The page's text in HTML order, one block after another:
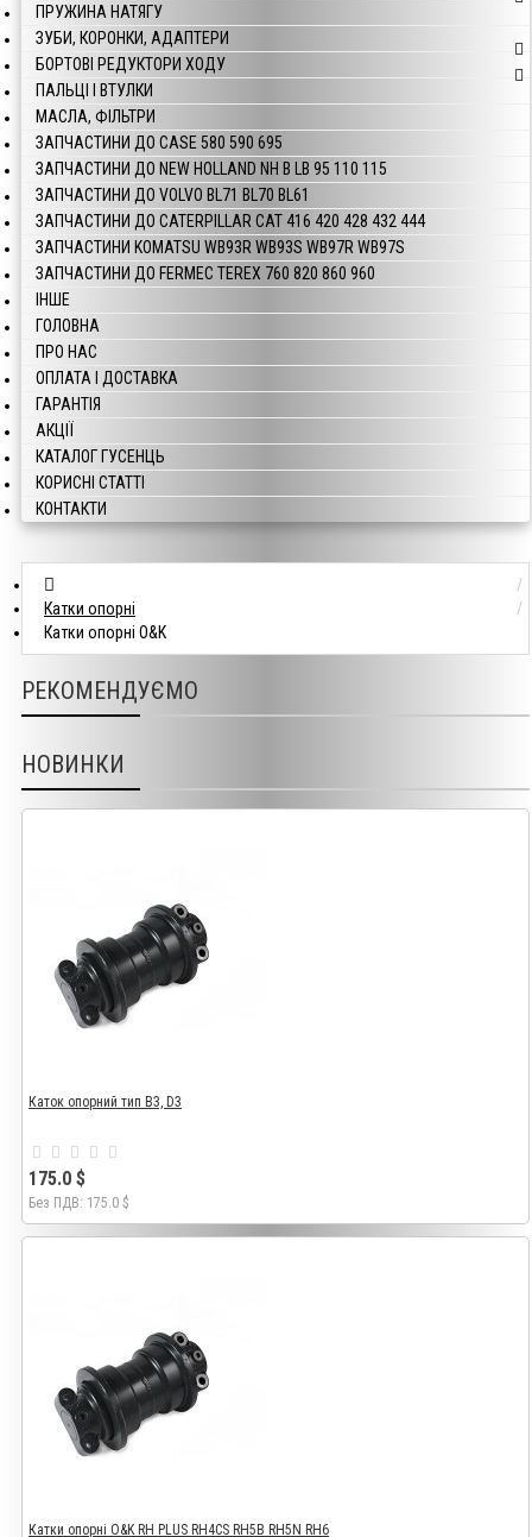
ПРУЖИНА НАТЯГУ
ЗУБИ, КОРОНКИ, АДАПТЕРИ
БОРТОВІ РЕДУКТОРИ ХОДУ
ПАЛЬЦІ І ВТУЛКИ
МАСЛА, ФІЛЬТРИ
ЗАПЧАСТИНИ ДО CASE 580 590 695
ЗАПЧАСТИНИ ДО NEW HOLLAND NH B LB 95 110 115
ЗАПЧАСТИНИ ДО VOLVO BL71 BL70 BL61
ЗАПЧАСТИНИ ДО CATERPILLAR CAT 416 420 428 432 444
ЗАПЧАСТИНИ KOMATSU WB93R WB93S WB97R WB97S
ЗАПЧАСТИНИ ДО FERMEC TEREX 760 820 860 960
ІНШЕ
ГОЛОВНА
ПРО НАС
ОПЛАТА І ДОСТАВКА
ГАРАНТІЯ
АКЦІЇ
КАТАЛОГ ГУСЕНЦЬ
КОРИСНІ СТАТТІ
КОНТАКТИ
Катки опорні
Катки опорні O&K
РЕКОМЕНДУЄМО
НОВИНКИ
Каток опорний тип B3, D3
175.0 $
Без ПДВ: 175.0 $
Катки опорні O&K RH PLUS RH4CS RH5B RH5N RH6